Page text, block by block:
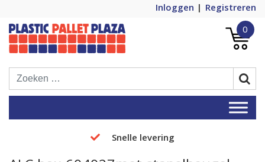
Inloggen
Registreren
Plastic Pallet Plaza
Plastic Pallets Plaza, de nummer 1 in
Europa!
0
Snelle levering